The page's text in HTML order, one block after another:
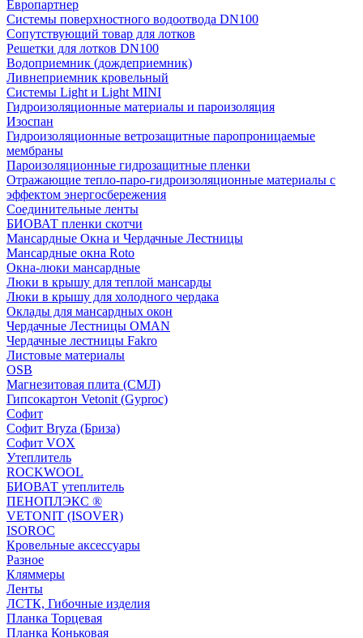
Европартнер
Системы поверхностного водоотвода DN100
Сопутствующий товар для лотков
Решетки для лотков DN100
Водоприемник (дождеприемник)
Ливнеприемник кровельный
Системы Light и Light MINI
Гидроизоляционные материалы и пароизоляция
Изоспан
Гидроизоляционные ветрозащитные паропроницаемые
мембраны
Пароизоляционные гидрозащитные пленки
Отражающие тепло-паро-гидроизоляционные материалы с
эффектом энергосбережения
Соединительные ленты
БИОВАТ пленки скотчи
Мансардные Окна и Чердачные Лестницы
Мансардные окна Roto
Окна-люки мансардные
Люки в крышу для теплой мансарды
Люки в крышу для холодного чердака
Оклады для мансардных окон
Чердачные Лестницы OMAN
Чердачные лестницы Fakro
Листовые материалы
OSB
Магнезитовая плита (СМЛ)
Гипсокартон Vetonit (Gyproc)
Софит
Софит Bryza (Бриза)
Софит VOX
Утеплитель
ROCKWOOL
БИОВАТ утеплитель
ПЕНОПЛЭКС ®
VETONIT (ISOVER)
ISOROC
Кровельные аксессуары
Разное
Кляммеры
Ленты
ЛСТК, Гибочные изделия
Планка Торцевая
Планка Коньковая